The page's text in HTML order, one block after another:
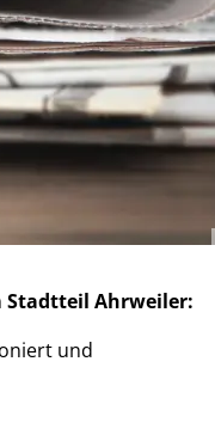
Stadtteil Ahrweiler:
und